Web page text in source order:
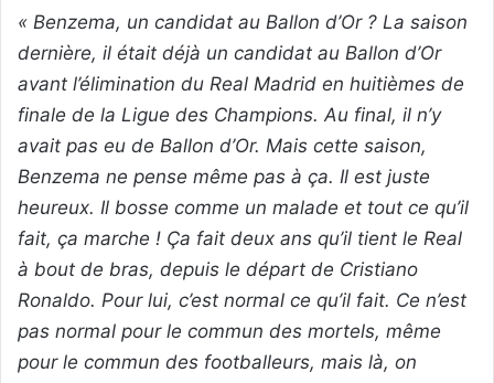
« Benzema, un candidat au Ballon d’Or ? La saison
dernière, il était déjà un candidat au Ballon d’Or
avant l’élimination du Real Madrid en huitièmes de
finale de la Ligue des Champions. Au final, il n’y
avait pas eu de Ballon d’Or. Mais cette saison,
Benzema ne pense même pas à ça. Il est juste
heureux. Il bosse comme un malade et tout ce qu’il
fait, ça marche ! Ça fait deux ans qu’il tient le Real
à bout de bras, depuis le départ de Cristiano
Ronaldo. Pour lui, c’est normal ce qu’il fait. Ce n’est
pas normal pour le commun des mortels, même
pour le commun des footballeurs, mais là, on